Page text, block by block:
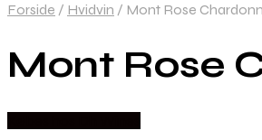
Forside / Hvidvin / Mont Rose
Mont Rose